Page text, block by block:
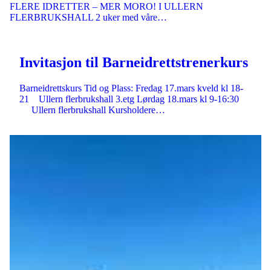
FLERE IDRETTER – MER MORO! I ULLERN
FLERBRUKSHALL 2 uker med våre…
Invitasjon til Barneidrettstrenerkurs
Barneidrettskurs Tid og Plass: Fredag 17.mars kveld kl 18-
21 Ullern flerbrukshall 3.etg Lørdag 18.mars kl 9-16:30
Ullern flerbrukshall Kursholdere…